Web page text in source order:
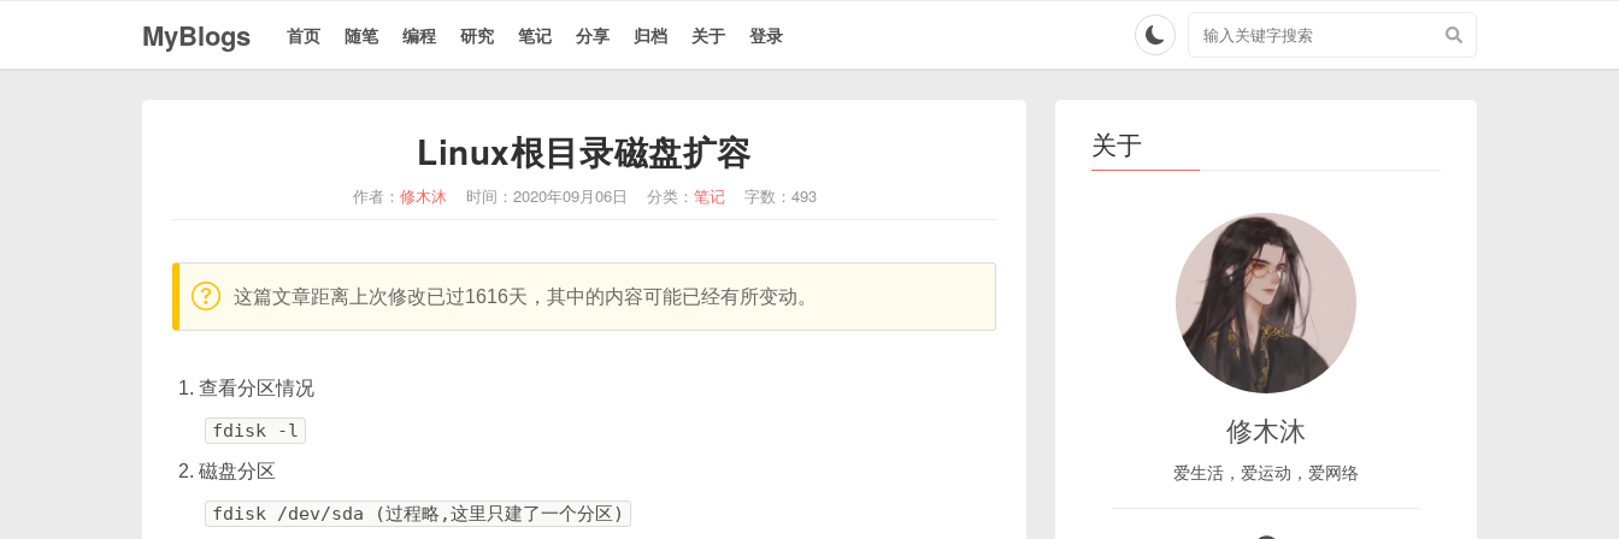
MyBlogs 首页 随笔 编程 研究 笔记 分享 归档 关于 登录
关
Linux根目录磁盘扩容
作者： 修木沐 时间：2020年09月06日 分类： 笔记 字数：493
warning:
这篇文章距离上次修改已过1616天，其中的内容可能已经有所变动。
查看分区情况
fdisk -l
磁盘分区
fdisk /dev/sda (过程略,这里只建了一个分区)
关于
修木沐
爱生活，爱运动，爱网络